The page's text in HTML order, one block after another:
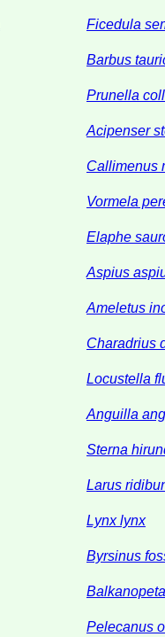
Ficedula
Barbus
Prunella
Acipenser
Callimenus
Vormela
Elaphe
Aspius
Ameletus
Charadrius
Locustella
Anguilla
Sterna
Larus
Lynx lynx
Byrsinus
Pelecanus